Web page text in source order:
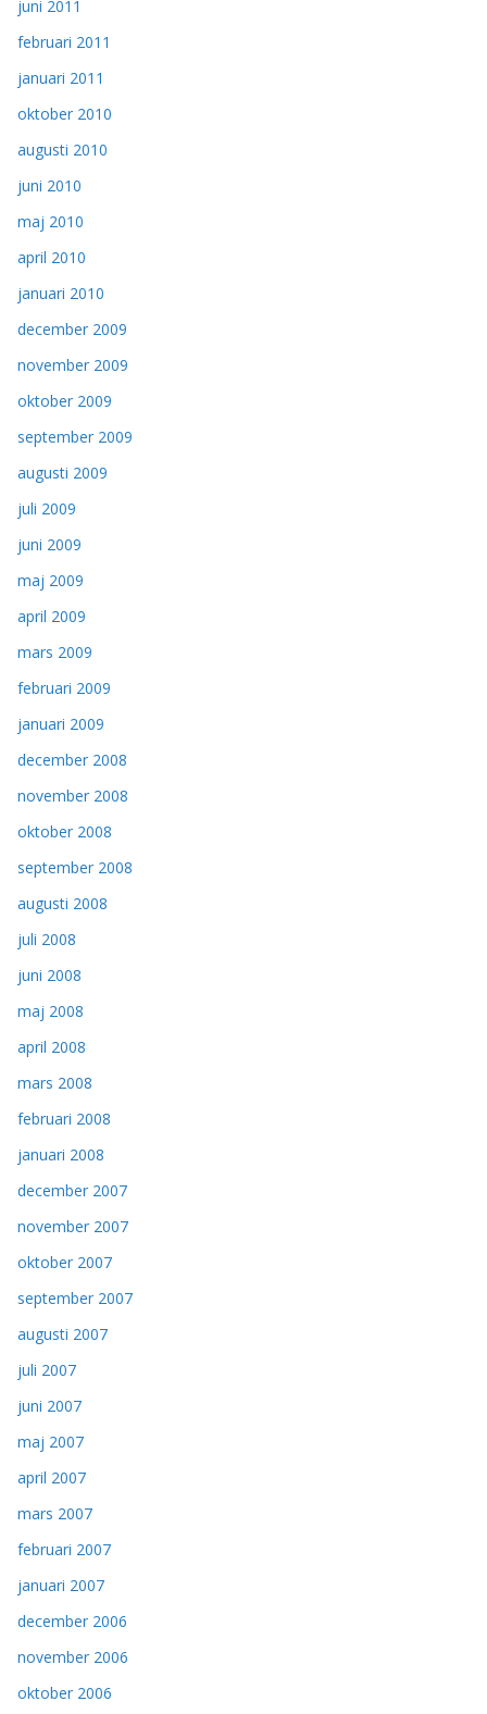
juni 2011
februari 2011
januari 2011
oktober 2010
augusti 2010
juni 2010
maj 2010
april 2010
januari 2010
december 2009
november 2009
oktober 2009
september 2009
augusti 2009
juli 2009
juni 2009
maj 2009
april 2009
mars 2009
februari 2009
januari 2009
december 2008
november 2008
oktober 2008
september 2008
augusti 2008
juli 2008
juni 2008
maj 2008
april 2008
mars 2008
februari 2008
januari 2008
december 2007
november 2007
oktober 2007
september 2007
augusti 2007
juli 2007
juni 2007
maj 2007
april 2007
mars 2007
februari 2007
januari 2007
december 2006
november 2006
oktober 2006